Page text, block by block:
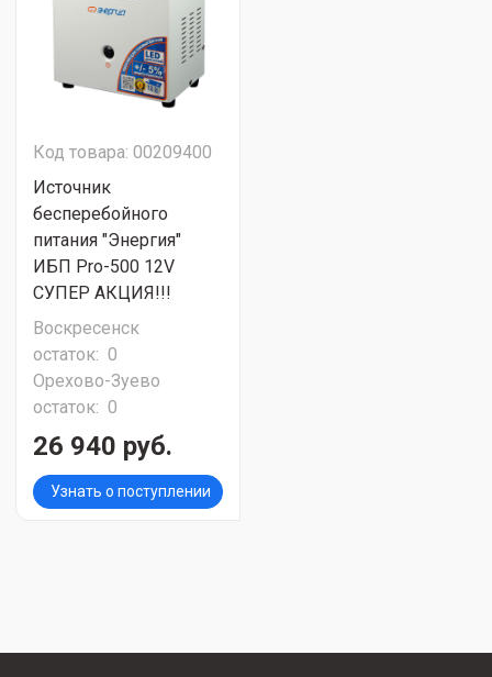
Код товара: 00209400
Источник
бесперебойного
питания "Энергия"
ИБП Pro-500 12V
СУПЕР АКЦИЯ!!!
Воскресенск
остаток: 0
Орехово-Зуево
остаток: 0
26 940 руб.
Узнать о поступлении